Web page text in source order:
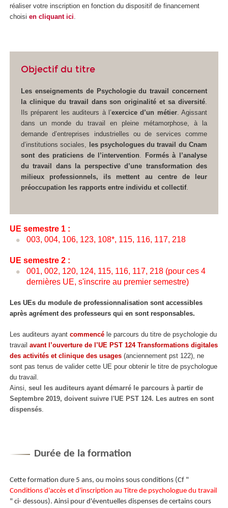
réaliser votre inscription en fonction du dispositif de financement
choisi en cliquant ici
Objectif du titre
Les enseignements de Psychologie du travail concernent
la clinique du travail dans son originalité et sa diversité.
Ils préparent les auditeurs à l’exercice d’un métier. Agissant
dans un monde du travail en pleine métamorphose, à la
demande d’entreprises industrielles ou de services comme
d’institutions sociales,
les psychologues du travail du Cnam
sont des praticiens de l’intervention.
Formés à l’analyse
du travail dans la perspective d’une transformation des
milieux professionnels, ils mettent au centre de leur
préoccupation les rapports entre individu et collectif.
UE semestre 1 :
003, 004, 106, 123, 108*, 115, 116, 117, 218
UE semestre 2 :
001, 002, 120, 124, 115, 116, 117, 218 (pour ces 4
dernières UE, s'inscrire au premier semestre)
Les UEs du module de professionnalisation sont accessibles
après agrémentdes professeurs qui en sont responsables.
Les auditeurs ayant commencé le parcours du titre de psychologie du
travail avant l’ouverture de l’UE PST 124 Transformations digitales
des activités et clinique des usages (anciennement pst 122), ne
sont pas tenus de valider cette UE pour obtenir le titre de psychologue
du travail.
Ainsi, seul les auditeurs ayant démarré le parcours à partir de
Septembre 2019, doivent suivre l'UE PST 124. Les autres en sont
dispensés
Durée de la formation
Cette formation dure 5 ans, ou moins sous conditions (Cf "
Conditions d'accès et d'inscription au Titre de psychologue du travail
" ci- dessous). Ainsi pour d'éventuelles dispenses de certains cours